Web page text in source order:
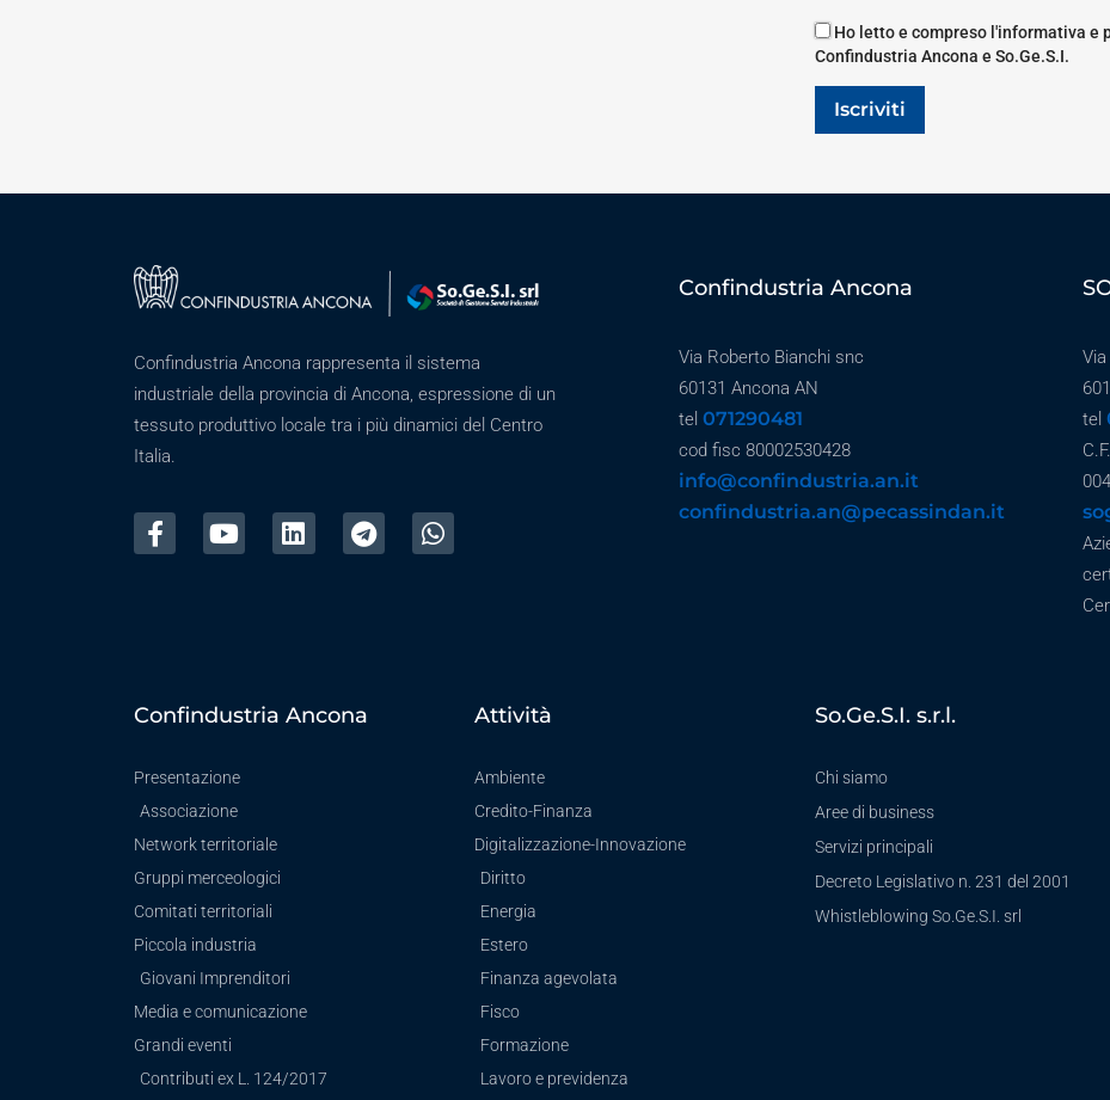
Ho letto e compreso l'informativa e
Confindustria Ancona e So.Ge.S.I.
Iscriviti
Confindustria Ancona rappresenta il sistema
industriale della provincia di Ancona, espressione di un
tessuto produttivo locale tra i più dinamici del Centro
Italia.
Confindustria Ancona
Via Roberto Bianchi snc
60131 Ancona AN
tel 071290481
cod fisc 80002530428
info@confindustria.an.it
confindustria.an@pecassindan.it
tel
Confindustria Ancona
Presentazione
Associazione
Network territoriale
Gruppi merceologici
Comitati territoriali
Piccola industria
Giovani Imprenditori
Media e comunicazione
Grandi eventi
Contributi ex L. 124/2017
Attività
Ambiente
Credito-Finanza
Digitalizzazione-Innovazione
Diritto
Energia
Estero
Finanza agevolata
Fisco
Formazione
Lavoro e previdenza
So.Ge.S.I. s.r.l.
Chi siamo
Aree di business
Servizi principali
Decreto Legislativo n. 231 del 2001
Whistleblowing So.Ge.S.I. srl